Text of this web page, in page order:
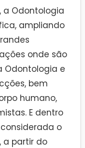
a Odontologia
ampliando
onde são
Odontologia e
bem
humano,
E dentro
o
a partir do